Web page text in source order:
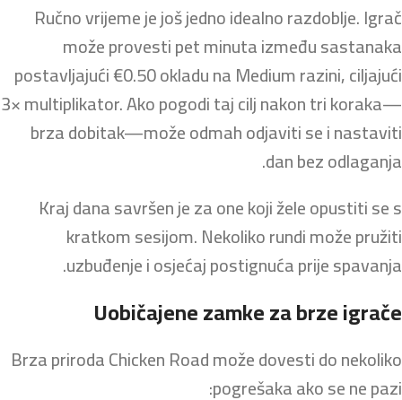
Ručno vrijeme je još jedno idealno razdoblje. Igrač
može provesti pet minuta između sastanaka
postavljajući €0.50 okladu na Medium razini, ciljajući
3× multiplikator. Ako pogodi taj cilj nakon tri koraka—
brza dobitak—može odmah odjaviti se i nastaviti
dan bez odlaganja.
Kraj dana savršen je za one koji žele opustiti se s
kratkom sesijom. Nekoliko rundi može pružiti
uzbuđenje i osjećaj postignuća prije spavanja.
Uobičajene zamke za brze igrače
Brza priroda Chicken Road može dovesti do nekoliko
pogrešaka ako se ne pazi: